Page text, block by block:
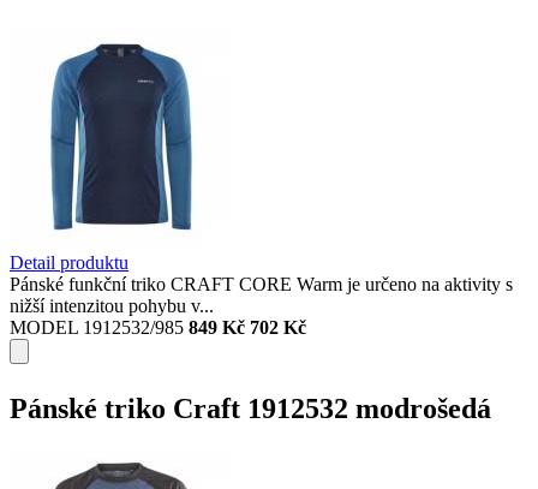
Detail produktu
Pánské funkční triko CRAFT CORE Warm je určeno na aktivity s
nižší intenzitou pohybu v...
MODEL 1912532/985 849 Kč 702 Kč
Pánské triko Craft 1912532 modrošedá